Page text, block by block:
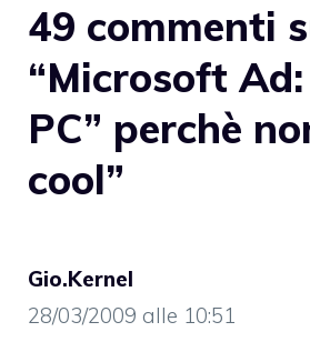
49 commenti
“Microsoft Ad:
PC” perchè
cool”
Gio.Kernel
28/03/2009 alle 10:51